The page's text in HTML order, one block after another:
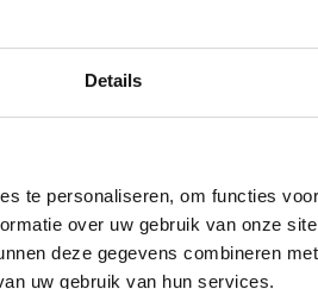
Details
te personaliseren, om functies
over uw gebruik van onze
deze gegevens combineren
uw gebruik van hun services.